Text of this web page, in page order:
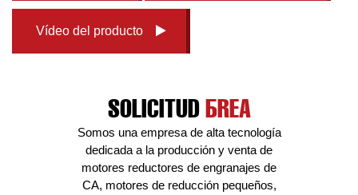
Vídeo del producto
SOLICITUD ÁREA
Somos una empresa de alta tecnología
dedicada a la producción y venta de
motores reductores de engranajes de
CA, motores de reducción pequeños,